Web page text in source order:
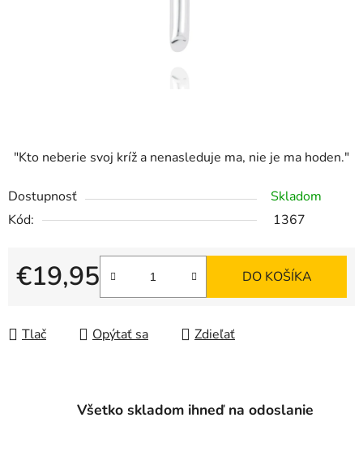
"Kto neberie svoj kríž a nenasleduje ma, nie je ma hoden."
Dostupnosť
Skladom
Kód:
1367
€19,95
Jednotková cena:
DO KOŠÍKA
Tlač Opýtať sa Zdieľať
Všetko skladom ihneď na odoslanie